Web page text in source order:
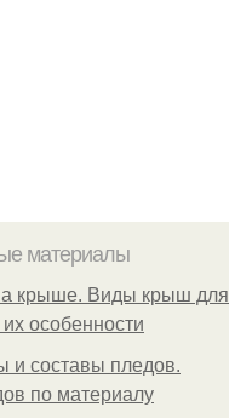
материалы
крыше. Виды крыш для
особенности
и составы пледов.
по материалу